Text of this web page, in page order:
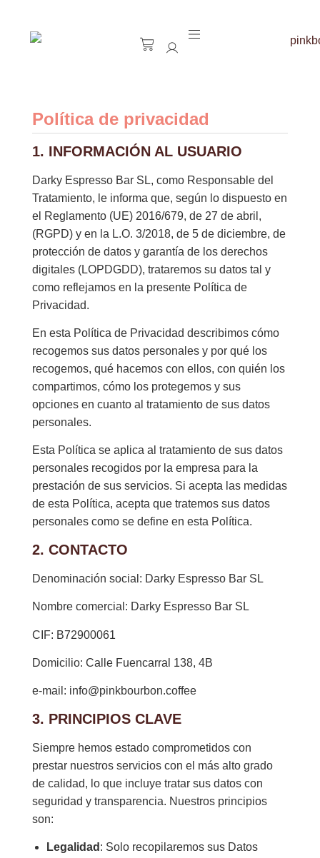
Política de privacidad
1. INFORMACIÓN AL USUARIO
Darky Espresso Bar SL, como Responsable del
Tratamiento, le informa que, según lo dispuesto en
el Reglamento (UE) 2016/679, de 27 de abril,
(RGPD) y en la L.O. 3/2018, de 5 de diciembre, de
protección de datos y garantía de los derechos
digitales (LOPDGDD), trataremos su datos tal y
como reflejamos en la presente Política de
Privacidad.
En esta Política de Privacidad describimos cómo
recogemos sus datos personales y por qué los
recogemos, qué hacemos con ellos, con quién los
compartimos, cómo los protegemos y sus
opciones en cuanto al tratamiento de sus datos
personales.
Esta Política se aplica al tratamiento de sus datos
personales recogidos por la empresa para la
prestación de sus servicios. Si acepta las medidas
de esta Política, acepta que tratemos sus datos
personales como se define en esta Política.
2. CONTACTO
Denominación social: Darky Espresso Bar SL
Nombre comercial: Darky Espresso Bar SL
CIF: B72900061
Domicilio: Calle Fuencarral 138, 4B
e-mail: info@pinkbourbon.coffee
3. PRINCIPIOS CLAVE
Siempre hemos estado comprometidos con
prestar nuestros servicios con el más alto grado
de calidad, lo que incluye tratar sus datos con
seguridad y transparencia. Nuestros principios
son:
Legalidad : Solo recopilaremos sus Datos